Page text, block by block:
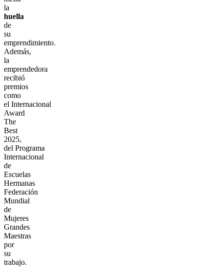
la
huella
de
su
emprendimiento.
Además,
la
emprendedora
recibió
premios
como
el Internacional
Award
The
Best
2025,
del Programa
Internacional
de
Escuelas
Hermanas
Federación
Mundial
de
Mujeres
Grandes
Maestras
por
su
trabajo.